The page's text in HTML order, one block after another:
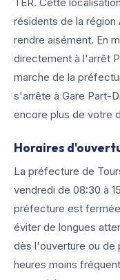
résidents de la
rendre aisément. En
directement à l'arrêt
marche de la
s'arrête à Gare Part-
encore plus de votre
Horaires
La préfecture de
vendredi de 08:30 à
préfecture est
éviter de longues
dès l'ouverture ou de
heures moins